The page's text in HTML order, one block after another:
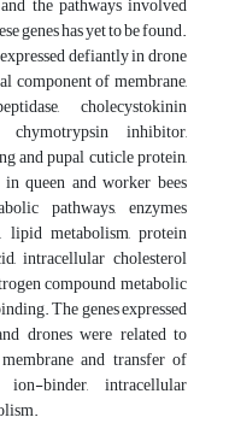
genes has yet to be found.
defiantly in drone
component of membrane,
cholecystokinin
chymotrypsin inhibitor,
and pupal cuticle protein,
queen and worker bees
pathways, enzymes
lipid metabolism, protein
intracellular cholesterol
compound metabolic
The genes expressed
drones were related to
and transfer of
binder, intracellular